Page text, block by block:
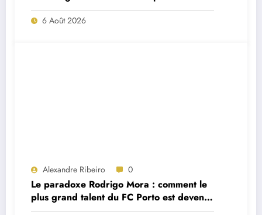
Porto ?
6 Août 2026
Alexandre Ribeiro 0
Le paradoxe Rodrigo Mora : comment le
plus grand talent du FC Porto est devenu
un remplaçant de luxe